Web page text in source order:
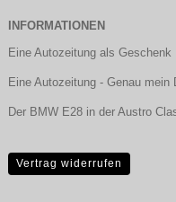
INFORMATIONEN
Eine Autozeitung als Geschenk
Eine Autozeitung - Genau mein
Der BMW E28 in der Austro
Vertrag widerrufen